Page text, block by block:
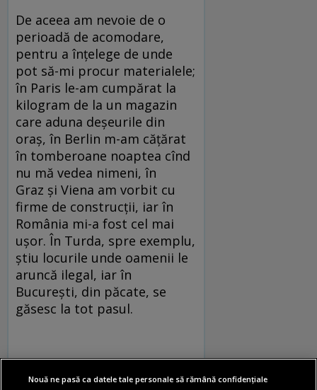
De aceea am nevoie de o
perioadă de acomodare,
pentru a înțelege de unde
pot să-mi procur materialele;
în Paris le-am cumpărat la
kilogram de la un magazin
care aduna deșeurile din
oraș, în Berlin m-am cățărat
în tomberoane noaptea cînd
nu mă vedea nimeni, în
Graz și Viena am vorbit cu
firme de construcții, iar în
România mi-a fost cel mai
ușor. În Turda, spre exemplu,
știu locurile unde oamenii le
aruncă ilegal, iar în
București, din păcate, se
găsesc la tot pasul.
Nouă ne pasă ca datele tale personale să rămână confidențiale